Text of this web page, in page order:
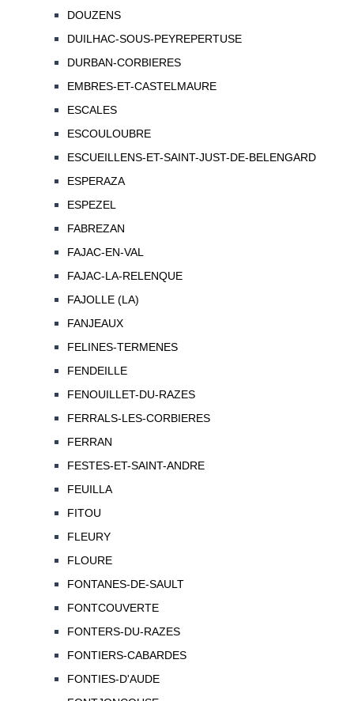
DOUZENS
DUILHAC-SOUS-PEYREPERTUSE
DURBAN-CORBIERES
EMBRES-ET-CASTELMAURE
ESCALES
ESCOULOUBRE
ESCUEILLENS-ET-SAINT-JUST-DE-BELENGARD
ESPERAZA
ESPEZEL
FABREZAN
FAJAC-EN-VAL
FAJAC-LA-RELENQUE
FAJOLLE (LA)
FANJEAUX
FELINES-TERMENES
FENDEILLE
FENOUILLET-DU-RAZES
FERRALS-LES-CORBIERES
FERRAN
FESTES-ET-SAINT-ANDRE
FEUILLA
FITOU
FLEURY
FLOURE
FONTANES-DE-SAULT
FONTCOUVERTE
FONTERS-DU-RAZES
FONTIERS-CABARDES
FONTIES-D'AUDE